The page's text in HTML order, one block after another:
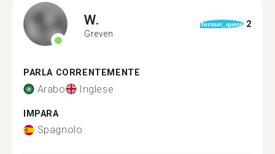
W.
Greven
format_quote 2
PARLA CORRENTEMENTE
Arabo Inglese
IMPARA
Spagnolo